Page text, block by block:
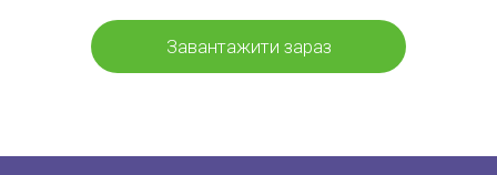
Завантажити зараз